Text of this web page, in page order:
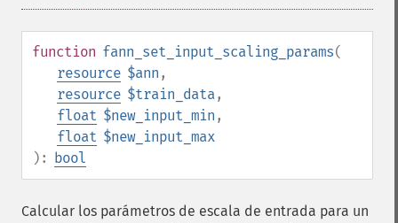
function fann_set_input_scaling_params(
resource $ann ,
resource $train_data,
float $new_input_min ,
float $new_input_max
): bool
Calcular los parámetros de escala de entrada para un